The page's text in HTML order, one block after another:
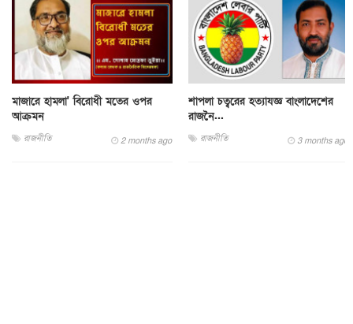
মাজারে হামলা' বিরোধী মতের ওপর
আক্রমন
রাজনীতি 2 months ago
শাপলা চত্বরের হত্যাযজ্ঞ বাংলাদেশের
রাজনৈ...
রাজনীতি 3 months ago